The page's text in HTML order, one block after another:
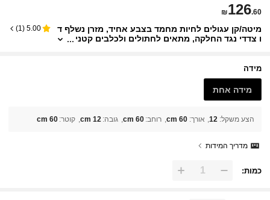
₪126.60
מיטה/קן עגולים לחיות מחמד בצבע אחיד, מזרן נשלף ד
ו צדדי נגד החלקה, מתאים לחתולים ולכלבים קטני
5.00
(
1
)
מידה
מידה אחת
הצע משקל:
12 אורך:
60 cm רוחב:
60 cm גובה:
12 cm קוטר:
60 cm
מדריך המידות
כמות: